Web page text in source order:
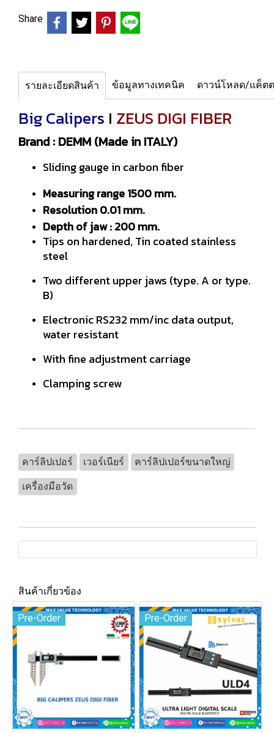
Share
รายละเอียดสินค้า ข้อมูลทางเทคนิค ดาวน์โหลด/แค็ต
Big Calipers I ZEUS DIGI FIBER
Brand : DEMM (Made in ITALY)
Sliding gauge in carbon fiber
Measuring range 1500 mm.
Resolution 0.01 mm.
Depth of jaw : 200 mm.
Tips on hardened, Tin coated stainless
steel
Two different upper jaws (type. A or type.
B)
Electronic RS232 mm/inc data output,
water resistant
With fine adjustment carriage
Clamping screw
คาร์ลิปเปอร์ เวอร์เนียร์ คาร์ลิปเปอร์ขนาดใหญ่
เครื่องมือวัด
สินค้าเกี่ยวข้อง
Pre-Order Pre-Order